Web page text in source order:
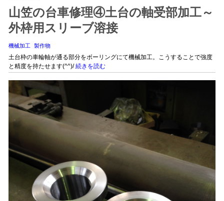
山笠の台車修理④土台の軸受部加工～
外枠用スリーブ溶接
機械加工 製作物
土台枠の車輪軸が通る部分をボーリングにて機械加工。こうすることで強度
と精度を持たせます(^^)/続きを読む